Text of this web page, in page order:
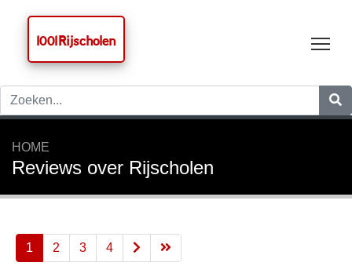
1001 Rijscholen
HOME
Reviews over Rijscholen
1 2 3 4